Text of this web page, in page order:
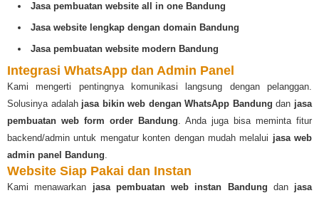
Jasa pembuatan website all in one Bandung
Jasa website lengkap dengan domain Bandung
Jasa pembuatan website modern Bandung
Integrasi WhatsApp dan Admin Panel
Kami mengerti pentingnya komunikasi langsung dengan pelanggan.
Solusinya adalah jasa bikin web dengan WhatsApp Bandung dan jasa
pembuatan web form order Bandung. Anda juga bisa meminta fitur
backend/admin untuk mengatur konten dengan mudah melalui jasa web
admin panel Bandung.
Website Siap Pakai dan Instan
Kami menawarkan jasa pembuatan web instan Bandung dan jasa